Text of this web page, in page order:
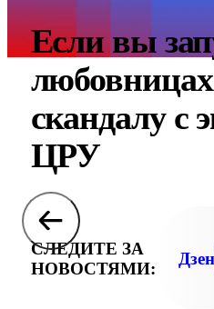
Если вы
скандалу с
ЦРУ
СЛЕДИТЕ ЗА
НОВОСТЯМИ:
Дзен